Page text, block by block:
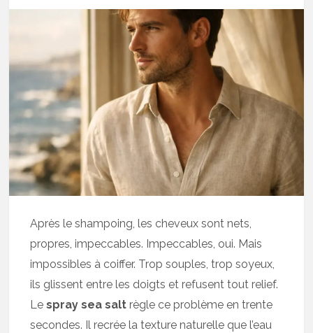
Après le shampoing, les cheveux sont nets,
propres, impeccables. Impeccables, oui. Mais
impossibles à coiffer. Trop souples, trop soyeux,
ils glissent entre les doigts et refusent tout relief.
Lespray sea salt règle ce problème en trente
secondes. Il recrée la texture naturelle que l’eau